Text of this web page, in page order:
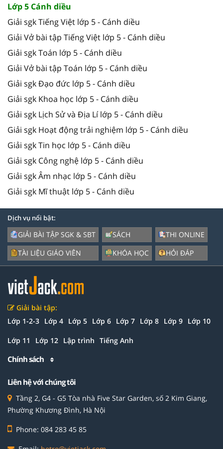
Lớp 5 Cánh diều
Giải sgk Tiếng Việt lớp 5 - Cánh diều
Giải Vở bài tập Tiếng Việt lớp 5 - Cánh diều
Giải sgk Toán lớp 5 - Cánh diều
Giải Vở bài tập Toán lớp 5 - Cánh diều
Giải sgk Đạo đức lớp 5 - Cánh diều
Giải sgk Khoa học lớp 5 - Cánh diều
Giải sgk Lịch Sử và Địa Lí lớp 5 - Cánh diều
Giải sgk Hoạt động trải nghiệm lớp 5 - Cánh diều
Giải sgk Tin học lớp 5 - Cánh diều
Giải sgk Công nghệ lớp 5 - Cánh diều
Giải sgk Âm nhạc lớp 5 - Cánh diều
Giải sgk Mĩ thuật lớp 5 - Cánh diều
Dịch vụ nổi bật:
GIẢI BÀI TẬP SGK & SBT
TÀI LIỆU GIÁO VIÊN
SÁCH
KHÓA HỌC
THI ONLINE
HỎI ĐÁP
Giải bài tập:
Lớp 1-2-3 Lớp 4 Lớp 5 Lớp 6 Lớp 7 Lớp 8 Lớp 9 Lớp 10
Lớp 11 Lớp 12 Lập trình Tiếng Anh
Chính sách
Liên hệ với chúng tôi
Tầng 2, G4 - G5 Tòa nhà Five Star Garden, số 2 Kim Giang,
Phường Khương Đình, Hà Nội
Phone: 084 283 45 85